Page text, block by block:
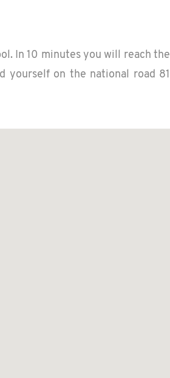
In 10 min­utes you will reach the
your­self on the na­tional road 81